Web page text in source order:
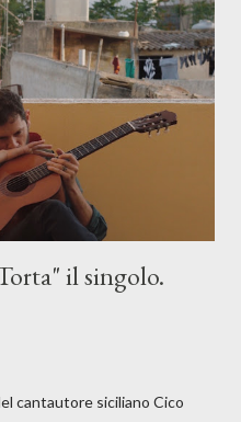
il singolo.
cantautore siciliano Cico